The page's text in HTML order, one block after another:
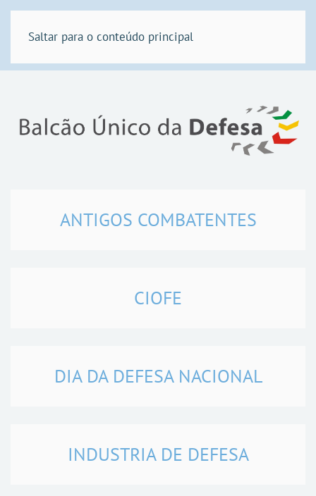
Saltar para o conteúdo principal
ANTIGOS COMBATENTES
CIOFE
DIA DA DEFESA NACIONAL
INDUSTRIA DE DEFESA